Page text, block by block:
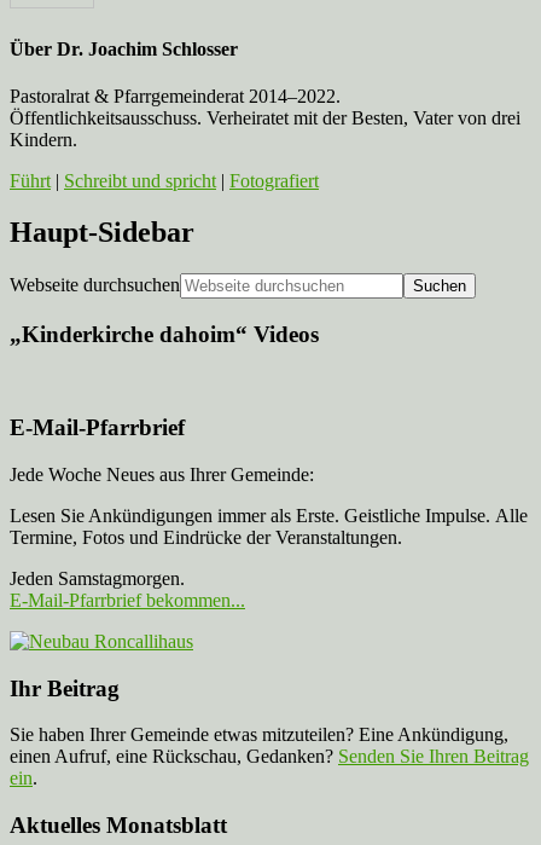
Über Dr. Joachim Schlosser
Pastoralrat & Pfarrgemeinderat 2014–2022.
Öffentlichkeitsausschuss. Verheiratet mit der Besten, Vater von drei
Kindern.
Führt | Schreibt und spricht | Fotografiert
Haupt-Sidebar
Webseite durchsuchen
„Kinderkirche dahoim“ Videos
E-Mail-Pfarrbrief
Jede Woche Neues aus Ihrer Gemeinde:
Lesen Sie Ankündigungen immer als Erste. Geistliche Impulse. Alle
Termine, Fotos und Eindrücke der Veranstaltungen.
Jeden Samstagmorgen.
E-Mail-Pfarrbrief bekommen...
Ihr Beitrag
Sie haben Ihrer Gemeinde etwas mitzuteilen? Eine Ankündigung,
einen Aufruf, eine Rückschau, Gedanken? Senden Sie Ihren Beitrag
ein.
Aktuelles Monatsblatt